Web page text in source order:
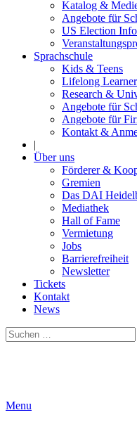
Katalog &
Angebote für
US Election Info
Sprachschule
Kids & Teens
Lifelong
Research &
Angebote für
Angebote für
Kontakt &
|
Über uns
Förderer &
Gremien
Das DAI
Mediathek
Hall of Fame
Vermietung
Jobs
Barrierefreiheit
Newsletter
Tickets
Kontakt
News
Suchen
nach:
Menu